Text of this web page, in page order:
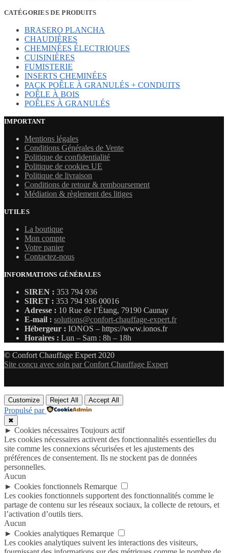
CATÉGORIES DE PRODUITS
BRASERO PLANCHA
CHAUDIÈRES
CHEMINÉES ÉLECTRIQUES
CUISINIÈRES
FUMISTERIE
INSERTS CHEMINÉES
PACK POÊLE À GRANULÉS + CONDUITS
POÊLE À BOIS
POÊLES À GRANULÉS
IMPORTANT
Mentions légales
Conditions Générales de Vente
Politique de confidentialité
Politique de cookies UE
Politique de livraison
Conditions de retour & remboursement
Médiation & règlement des litiges
UTILES
La boutique
Mon compte
Votre panier
Contactez-nous
INFORMATIONS GÉNÉRALES
SIREN : 353 794 936
SIRET : 353 794 936 00016
Adresse : 10 Rue de l’Étang, 79190 Caunay
E-mail : solutions@confort-chauffage-expert.fr
Hébergeur : IONOS – https://www.ionos.fr
Horaires : Lun – Sam : 8h – 18h
© Confort Chauffage Expert 2020
Site conçu avec soin par Confort Chauffage Expert
Customize Reject All Accept All
Propulsé par
✖
► Cookies nécessaires Toujours actif
Les cookies nécessaires activent des fonctionnalités essentielles du
site comme les connexions sécurisées et les ajustements des
préférences de consentement. Ils ne stockent pas de données
personnelles.
Aucun
► Cookies fonctionnels Remarque
Les cookies fonctionnels supportent des fonctionnalités comme le
partage de contenu sur les réseaux sociaux, la collecte de retours, et
l’activation d’outils tiers.
Aucun
► Cookies analytiques Remarque
Les cookies analytiques suivent les interactions des visiteurs,